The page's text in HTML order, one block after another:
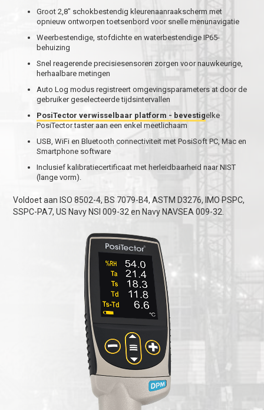
Groot 2,8" schokbestendig kleurenaanraakscherm met
opnieuw ontworpen toetsenbord voor snelle menunavigatie
Weerbestendige, stofdichte en waterbestendige IP65-
behuizing
Snel reagerende precisiesensoren zorgen voor nauwkeurige,
herhaalbare metingen
Auto Log modus registreert omgevingsparameters at door de
gebruiker geselecteerde tijdsintervallen
PosiTector verwisselbaar platform - bevestigelke
PosiTector taster aan een enkel meetlichaam
USB, WiFi en Bluetooth connectiviteit met PosiSoft PC, Mac en
Smartphone software
Inclusief kalibratiecertificaat met herleidbaarheid naar NIST
(lange vorm).
Voldoet aan ISO 8502-4, BS 7079-B4, ASTM D3276, IMO PSPC,
SSPC-PA7, US Navy NSI 009-32 en Navy NAVSEA 009-32.